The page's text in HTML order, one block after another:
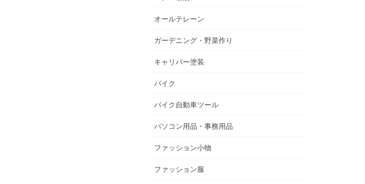
オールテレーン
ガーデニング・野菜作り
キャリパー塗装
バイク
バイク自動車ツール
パソコン用品・事務用品
ファッション小物
ファッション服